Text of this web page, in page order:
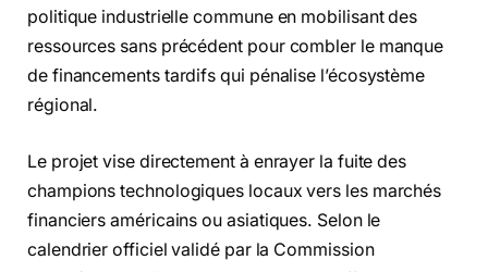
politique industrielle commune en mobilisant des
ressources sans précédent pour combler le manque
de financements tardifs qui pénalise l’écosystème
régional.
Le projet vise directement à enrayer la fuite des
champions technologiques locaux vers les marchés
financiers américains ou asiatiques. Selon le
calendrier officiel validé par la Commission